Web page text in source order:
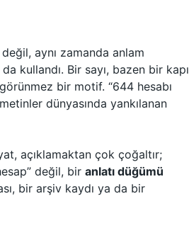
aynı zamanda anlam
kullandı. Bir sayı, bazen bir kapı
bir motif. “644 hesabı
dünyasında yankılanan
açıklamaktan çok çoğaltır;
değil, bir anlatı düğümü
bir arşiv kaydı ya da bir